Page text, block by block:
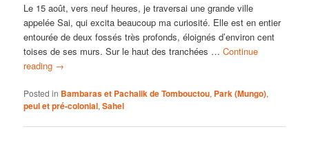
Le 15 août, vers neuf heures, je traversai une grande ville
appelée Sai, qui excita beaucoup ma curiosité. Elle est en entier
entourée de deux fossés très profonds, éloignés d’environ cent
toises de ses murs. Sur le haut des tranchées …Continue
reading →
Posted in Bambaras et Pachalik de Tombouctou, Park (Mungo),
peul et pré-colonial,Sahel